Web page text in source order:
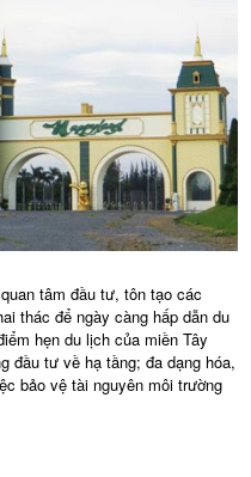
tâm đầu tư, tôn tạo các
thác để ngày càng hấp dẫn du
hẹn du lịch của miền Tây
đầu tư về hạ tầng; đa dạng hóa,
bảo vệ tài nguyên môi trường